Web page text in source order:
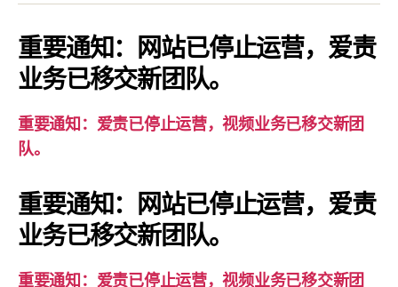
知：
爱
责
视
重要通知：网站已停止运营，爱责
业务已移交新团队。
重要通知：爱责已停止运营，视频业务已移交新团
队。
重要通知：网站已停止运营，爱责
业务已移交新团队。
重要通知：爱责已停止运营，视频业务已移交新团